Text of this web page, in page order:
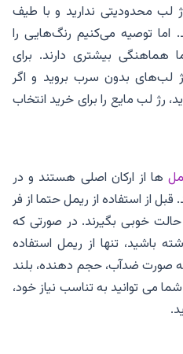
لب محدودیتی ندارید و با طیف
اما توصیه می‌کنیم رنگ‌هایی را
هماهنگی بیشتری دارند. برای
لب‌های بدون سرب بروید و اگر
لب‌ مایع را برای خرید انتخاب
ها از ارکان اصلی هستند و در
قبل از استفاده از ریمل حتما از فر
حالت خوبی بگیرند. در صورتی که
باشید، تنها از ریمل استفاده
صورت ضدآب، حجم دهنده، بلند
می توانید به تناسب نیاز خود،